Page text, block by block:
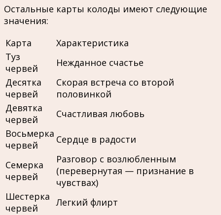
Остальные карты колоды имеют следующие
значения:
Карта
Характеристика
Туз
червей
Нежданное счастье
Десятка
червей
Скорая встреча со второй
половинкой
Девятка
червей
Счастливая любовь
Восьмерка
червей
Сердце в радости
Семерка
червей
Разговор с возлюбленным
(перевернутая — признание в
чувствах)
Шестерка
червей
Легкий флирт